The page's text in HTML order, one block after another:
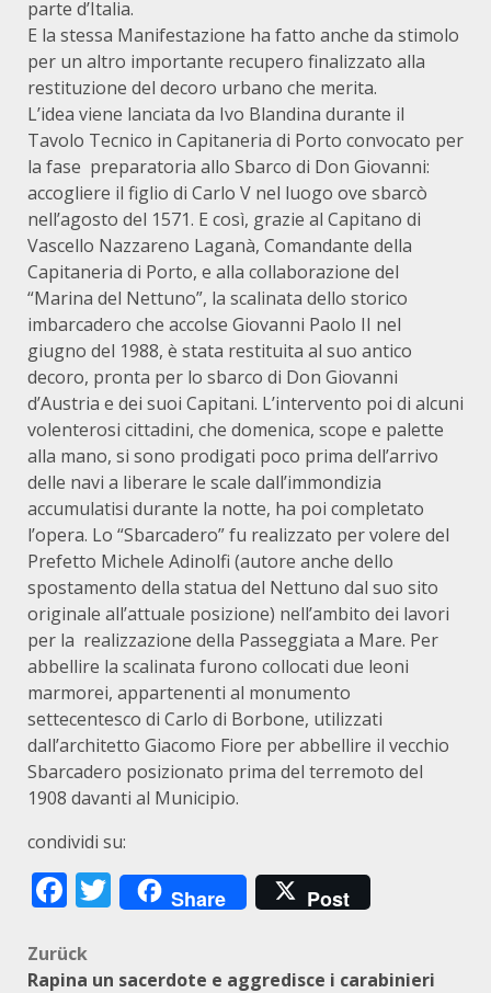
parte d’Italia.
E la stessa Manifestazione ha fatto anche da stimolo
per un altro importante recupero finalizzato alla
restituzione del decoro urbano che merita.
L’idea viene lanciata da Ivo Blandina durante il
Tavolo Tecnico in Capitaneria di Porto convocato per
la fase preparatoria allo Sbarco di Don Giovanni:
accogliere il figlio di Carlo V nel luogo ove sbarcò
nell’agosto del 1571. E così, grazie al Capitano di
Vascello Nazzareno Laganà, Comandante della
Capitaneria di Porto, e alla collaborazione del
“Marina del Nettuno”, la scalinata dello storico
imbarcadero che accolse Giovanni Paolo II nel
giugno del 1988, è stata restituita al suo antico
decoro, pronta per lo sbarco di Don Giovanni
d’Austria e dei suoi Capitani. L’intervento poi di alcuni
volenterosi cittadini, che domenica, scope e palette
alla mano, si sono prodigati poco prima dell’arrivo
delle navi a liberare le scale dall’immondizia
accumulatisi durante la notte, ha poi completato
l’opera. Lo “Sbarcadero” fu realizzato per volere del
Prefetto Michele Adinolfi (autore anche dello
spostamento della statua del Nettuno dal suo sito
originale all’attuale posizione) nell’ambito dei lavori
per la realizzazione della Passeggiata a Mare. Per
abbellire la scalinata furono collocati due leoni
marmorei, appartenenti al monumento
settecentesco di Carlo di Borbone, utilizzati
dall’architetto Giacomo Fiore per abbellire il vecchio
Sbarcadero posizionato prima del terremoto del
1908 davanti al Municipio.
condividi su:
Facebook
Twitter
Share Post
Beitragsnavigation
Zurück
Rapina un sacerdote e aggredisce i carabinieri